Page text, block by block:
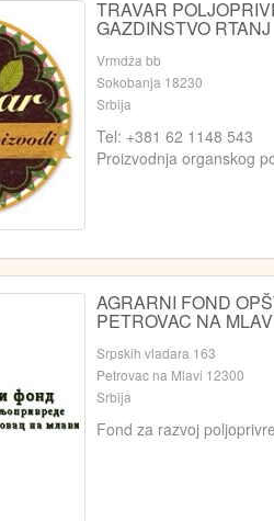
TRAVAR
GAZDINSTVO RTANJ
Vrmdža bb
Sokobanja 18230
Srbija
Tel: +381 62 1148 543
Proizvodnja organskog
AGRARNI FOND
PETROVAC NA
Srpskih vladara 163
Petrovac na Mlavi 12300
Srbija
Fond za razvoj